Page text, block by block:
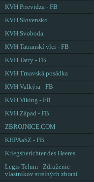
KVH Prievidza - FB
KVH Slovensko
KVH Svoboda
KVH Tatranskí vlci - FB
KVH Tatry - FB
KVH Trnavská posádka
KVH Valkýra - FB
KVH Viking - FB
KVH Západ - FB
ZBROJNICE.COM
KHPAaSZ - FB
Kriegsberichter des Heeres
Legis Telum - Združenie
vlastníkov strelných zbraní